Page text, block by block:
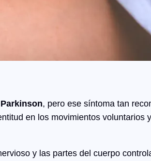
Parkinson, pero ese síntoma tan
en los movimientos voluntarios
y las partes del cuerpo